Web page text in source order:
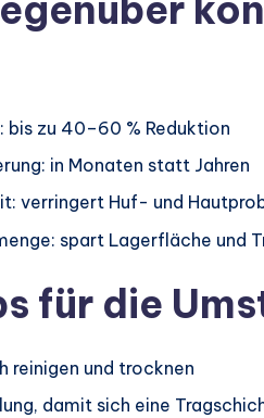
bis zu 40–60 % Reduktion
in Monaten statt Jahren
verringert Huf- und
spart Lagerfläche und
für die
reinigen und trocknen
damit sich eine